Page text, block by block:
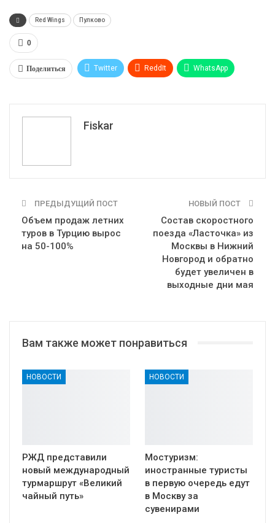
Red Wings Пулково
0
Поделиться Twitter ReddIt WhatsApp
Fiskar
ПРЕДЫДУЩИЙ ПОСТ
Объем продаж летних
туров в Турцию вырос
на 50-100%
НОВЫЙ ПОСТ
Состав скоростного
поезда «Ласточка» из
Москвы в Нижний
Новгород и обратно
будет увеличен в
выходные дни мая
Вам также может понравиться
НОВОСТИ
РЖД представили
новый международный
турмаршрут «Великий
чайный путь»
НОВОСТИ
Мостуризм:
иностранные туристы
в первую очередь едут
в Москву за
сувенирами